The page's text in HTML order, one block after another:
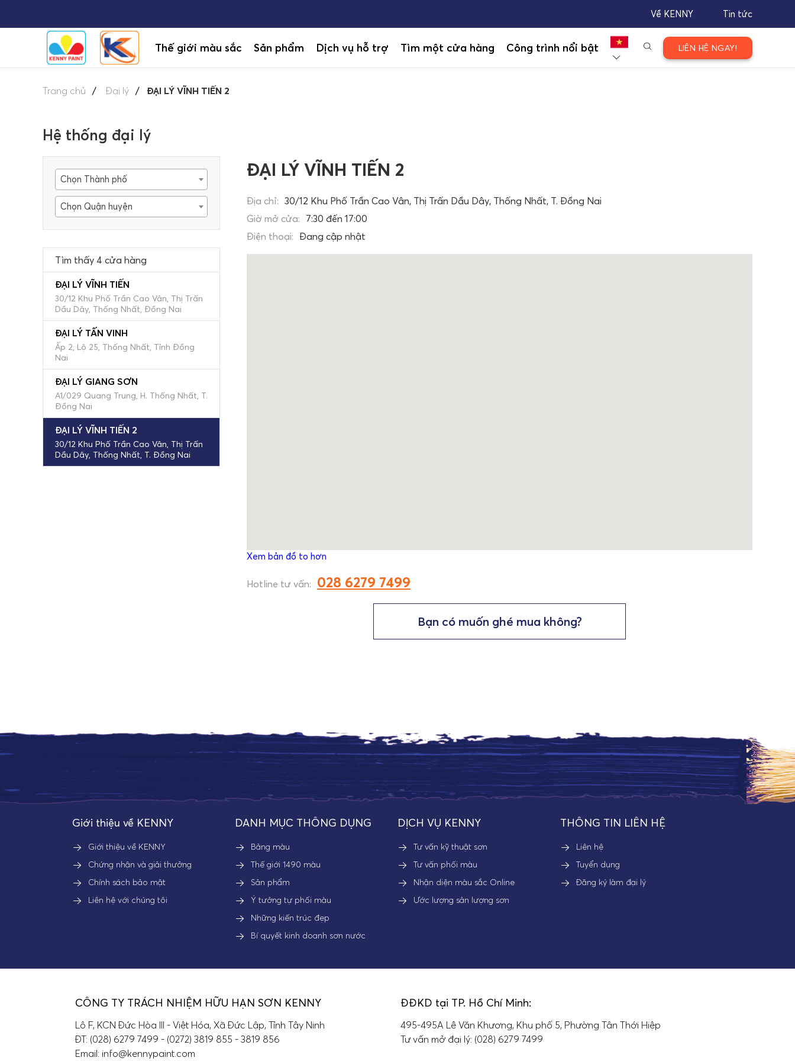
Tin tức
Về KENNY
Thế giới màu sắc Sản phẩm Dịch vụ hỗ trợ Tìm một cửa hàng Công trình nổi bật LIÊN HỆ NGAY!
Trang chủ Đại lý ĐẠI LÝ VĨNH TIẾN 2
Hệ thống đại lý
Chọn Thành phố
Chọn Quận huyện
Tìm thấy 4 cửa hàng
ĐẠI LÝ VĨNH TIẾN
30/12 Khu Phố Trần Cao Vân, Thị Trấn
Dầu Dây, Thống Nhất, Đồng Nai
ĐẠI LÝ TẤN VINH
Ấp 2, Lộ 25, Thống Nhất, Tỉnh Đồng
Nai
ĐẠI LÝ GIANG SƠN
A1/029 Quang Trung, H. Thống Nhất, T.
Đồng Nai
ĐẠI LÝ VĨNH TIẾN 2
30/12 Khu Phố Trần Cao Vân, Thị Trấn
Dầu Dây, Thống Nhất, T. Đồng Nai
ĐẠI LÝ VĨNH TIẾN 2
Địa chỉ: 30/12 Khu Phố Trần Cao Vân, Thị Trấn Dầu Dây, Thống Nhất, T. Đồng Nai
Giờ mở cửa: 7:30 đến 17:00
Điện thoại: Đang cập nhật
Xem bản đồ to hơn
Hotline tư vấn: 028 6279 7499
Bạn có muốn ghé mua không?
Giới thiệu về KENNY
Giới thiệu về KENNY
Chứng nhận và giải thưởng
Chính sách bảo mật
Liên hệ với chúng tôi
DANH MỤC THÔNG DỤNG
Bảng màu
Thế giới 1490 màu
Sản phẩm
Ý tưởng tự phối màu
Những kiến trúc đẹp
Bí quyết kinh doanh sơn nước
DỊCH VỤ KENNY
Tư vấn kỹ thuật sơn
Tư vấn phối màu
Nhận diện màu sắc Online
Ước lượng sản lượng sơn
THÔNG TIN LIÊN HỆ
Liên hệ
Tuyển dụng
Đăng ký làm đại lý
CÔNG TY TRÁCH NHIỆM HỮU HẠN SƠN KENNY
Lô F, KCN Đức Hòa III - Việt Hóa, Xã Đức Lập, Tỉnh Tây Ninh
ĐT: (028) 6279 7499 - (0272) 3819 855 - 3819 856
Email: info@kennypaint.com
ĐĐKD tại TP. Hồ Chí Minh:
495-495A Lê Văn Khương, Khu phố 5, Phường Tân Thới Hiệp
Tư vấn mở đại lý: (028) 6279 7499